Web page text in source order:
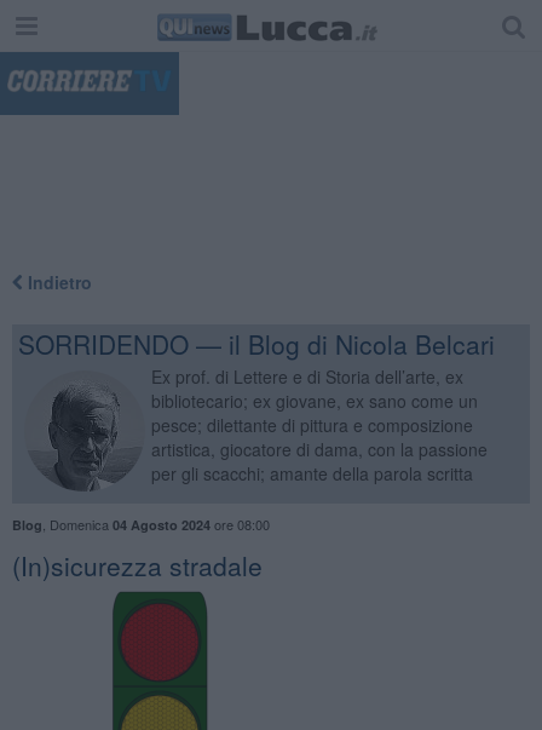
Indietro
SORRIDENDO — il Blog di Nicola Belcari
Ex prof. di Lettere e di Storia dell’arte, ex
bibliotecario; ex giovane, ex sano come un
pesce; dilettante di pittura e composizione
artistica, giocatore di dama, con la passione
per gli scacchi; amante della parola scritta
Blog Domenica 04 Agosto 2024ore 08:00
​(In)sicurezza stradale